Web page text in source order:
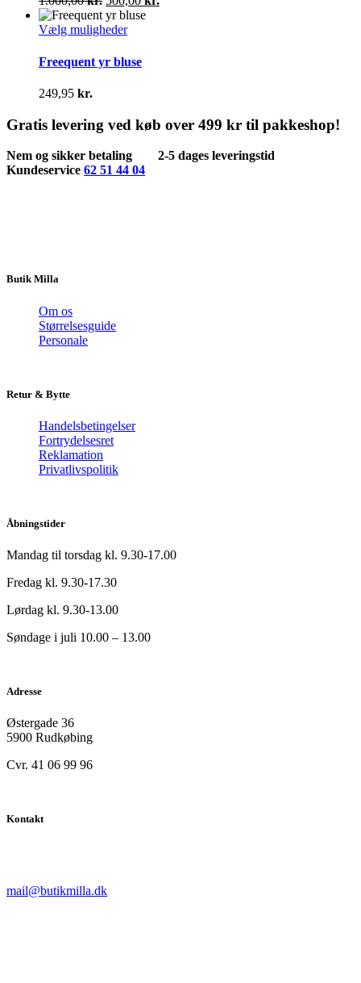
Mulighederne
kan
vælges
varesiden
oprindelige
pris
1.000,00 kr..
Vælg mulighederDette
har
flere
vælges
varesiden
Freequent yr bluse
249,95 kr.
Gratis levering ved køb over 499 kr til pakkeshop!
Nem og sikker betaling
2-5 dages leveringstid
Kundeservice 62 51 44 04
Butik Milla
Om os
Størrelsesguide
Personale
Retur & Bytte
Handelsbetingelser
Fortrydelsesret
Reklamation
Privatlivspolitik
Åbningstider
Mandag til torsdag kl. 9.30-17.00
Fredag kl. 9.30-17.30
Lørdag kl. 9.30-13.00
Søndage i juli 10.00 – 13.00
Adresse
Østergade 36
5900 Rudkøbing
Cvr. 41 06 99 96
Kontakt
mail@butikmilla.dk